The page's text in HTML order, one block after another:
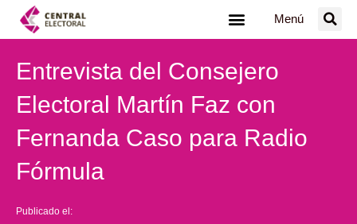
Menú
Entrevista del Consejero
Electoral Martín Faz con
Fernanda Caso para Radio
Fórmula
Publicado el: